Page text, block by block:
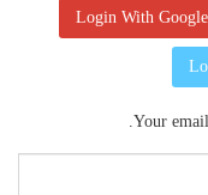
Login With Google
Your